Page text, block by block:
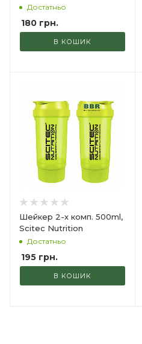
Достатньо
180 грн.
В КОШИК
Шейкер 2-х комп. 500ml,
Scitec Nutrition
Достатньо
195 грн.
В КОШИК